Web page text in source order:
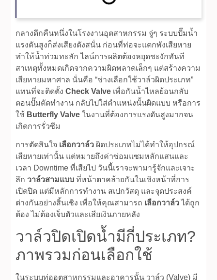
กลางดึกคืนหนึ่งในโรงงานอุตสาหกรรม จู่ๆ ระบบปั๊มน้ำ
แรงดันสูงก็ส่งเสียงดังสนั่น ก่อนที่ท่อจะแตกพังเสียหาย
ทำให้น้ำท่วมทะลัก ไลน์การผลิตต้องหยุดชะงักทันที
สาเหตุทั้งหมดเกิดจากความผิดพลาดเล็กๆ แต่สร้างความ
เสียหายมหาศาล นั่นคือ “ช่างเลือกใช้วาล์วผิดประเภท”
แทนที่จะติดตั้งCheck Valve เพื่อกันน้ำไหลย้อนกลับ
ตอนปั๊มตัดทำงาน กลับไปใส่ตำแหน่งนั้นผิดแบบ หรือการ
ใช้ Butterfly Valve ในงานที่ต้องการแรงดันสูงมากจน
เกิดการรั่วซึม
การตัดสินใจ เลือกวาล์ว ผิดประเภทไม่ได้ทำให้อุปกรณ์
เสียหายเท่านั้น แต่หมายถึงค่าซ่อมแซมหลักแสนและ
เวลา Downtime ที่เสียไป วันนี้เราจะพามารู้จักและเจาะ
ลึก วาล์วสามแบบ ที่หน้าตาคล้ายกันในเชิงหน้าที่การ
เปิดปิด แต่มีหลักการทำงาน สเปกวัสดุ และจุดประสงค์
ต่างกันอย่างสิ้นเชิง เพื่อให้คุณสามารถ เลือกวาล์วได้ถูก
ต้อง ไม่ต้องเจ็บตัวและเสียเงินภายหลัง
วาล์วปิดเปิดน้ำมีกี่ประเภท?
ภาพรวมก่อนเลือกใช้
ในระบบท่ออุตสาหกรรมและอาคารนั้น วาล์ว (Valve) มี